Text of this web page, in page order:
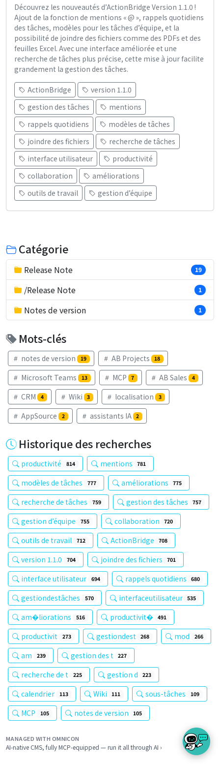
Découvrez les nouveautés d’ActionBridge Version 1.1.0 !
Ajout de la fonction de mentions « @ », rappels quotidiens
des tâches, modèles pour les tâches d’équipe, et la
possibilité de joindre des fichiers comme des PDFs et des
feuilles Excel. Avec une interface améliorée et une
recherche de tâches plus précise, cette mise à jour facilite
grandement la gestion des tâches.
ActionBridge
version 1.1.0
gestion des tâches
mentions
rappels quotidiens
modèles de tâches
joindre des fichiers
recherche de tâches
interface utilisateur
productivité
collaboration
améliorations
outils de travail
gestion d’équipe
Catégorie
Release Note 19
/Release Note 1
Notes de version 1
Mots-clés
notes de version 19 AB Projects 18
Microsoft Teams 13 MCP 7 AB Sales 4
CRM 4 Wiki 3 localisation 3
AppSource 2 assistants IA 2
Historique des recherches
productivité 814 mentions 781
modèles de tâches 777 améliorations 775
recherche de tâches 759 gestion des tâches 757
gestion d’équipe 755 collaboration 720
outils de travail 712 ActionBridge 708
version 1.1.0 704 joindre des fichiers 701
interface utilisateur 694 rappels quotidiens 680
gestiondestâches 570 interfaceutilisateur 535
am�liorations 516 productivit� 491
productivit 273 gestiondest 268 mod 266
am 239 gestion des t 227
recherche de t 225 gestion d 223
calendrier 113 Wiki 111 sous-tâches 109
MCP 105 notes de version 105
MANAGED WITH OMNICON
AI-native CMS, fully MCP-equipped — run it all through AI ›